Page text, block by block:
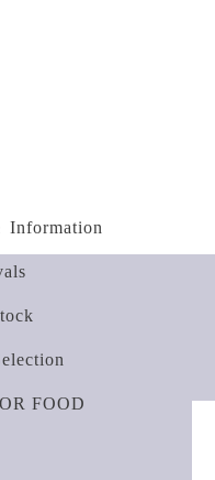
Information
FOOD